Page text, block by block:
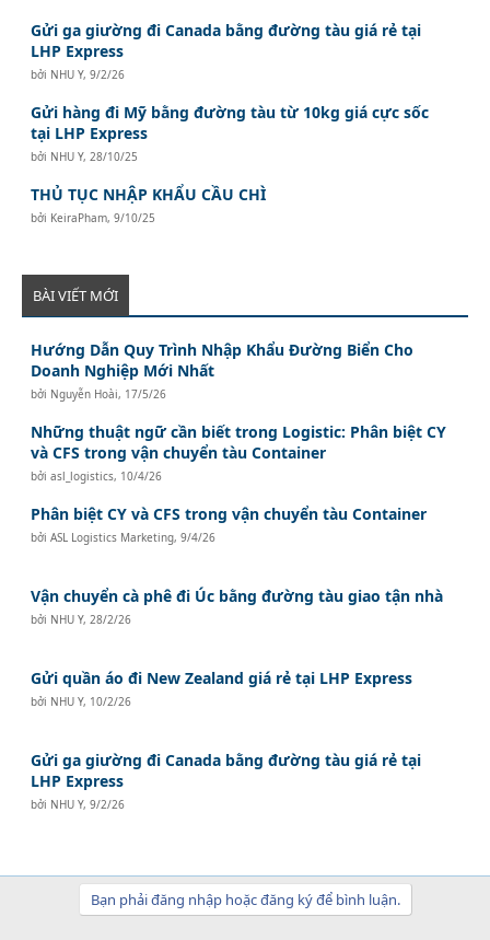
Gửi ga giường đi Canada bằng đường tàu giá rẻ tại
LHP Express
bởi NHU Y,9/2/26
Gửi hàng đi Mỹ bằng đường tàu từ 10kg giá cực sốc
tại LHP Express
bởi NHU Y,28/10/25
THỦ TỤC NHẬP KHẨU CẦU CHÌ
bởi KeiraPham,9/10/25
BÀI VIẾT MỚI
Hướng Dẫn Quy Trình Nhập Khẩu Đường Biển Cho
Doanh Nghiệp Mới Nhất
bởi Nguyễn Hoài, 17/5/26
Những thuật ngữ cần biết trong Logistic: Phân biệt CY
và CFS trong vận chuyển tàu Container
bởiasl_logistics, 10/4/26
Phân biệt CY và CFS trong vận chuyển tàu Container
bởiASL Logistics Marketing,9/4/26
Vận chuyển cà phê đi Úc bằng đường tàu giao tận nhà
bởi NHU Y,28/2/26
Gửi quần áo đi New Zealand giá rẻ tại LHP Express
bởi NHU Y, 10/2/26
Gửi ga giường đi Canada bằng đường tàu giá rẻ tại
LHP Express
bởi NHU Y,9/2/26
Bạn phải đăng nhập hoặc đăng ký để bình luận.